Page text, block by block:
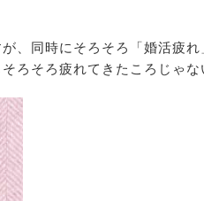
、同時にそろそろ「婚活疲
ろそろ疲れてきたころじゃな